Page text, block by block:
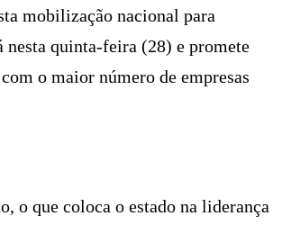
mobilização nacional para
quinta-feira (28) e promete
o maior número de empresas
o que coloca o estado na liderança